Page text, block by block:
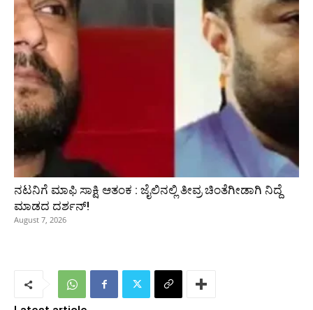
ನಟನಿಗೆ ಮಾಫಿ ಸಾಕ್ಷಿ ಆತಂಕ : ಜೈಲಿನಲ್ಲಿ ತೀವ್ರ ಚಿಂತೆಗೀಡಾಗಿ ನಿದ್ದೆ
ಮಾಡದ ದರ್ಶನ್!
August 7, 2026